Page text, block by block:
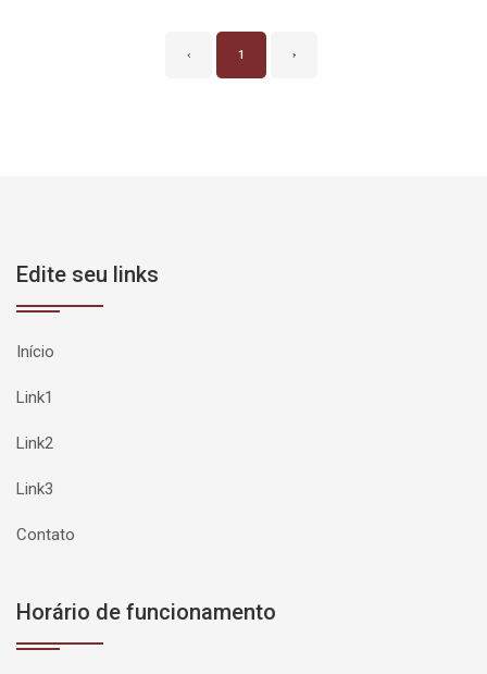
‹ 1 ›
Edite seu links
Início
Link1
Link2
Link3
Contato
Horário de funcionamento